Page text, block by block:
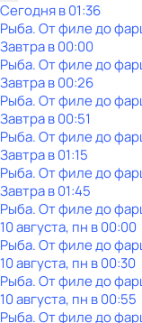
Сегодня в 01:36
Рыба. От филе до
Завтра в 00:00
Рыба. От филе до
Завтра в 00:26
Рыба. От филе до
Завтра в 00:51
Рыба. От филе до
Завтра в 01:15
Рыба. От филе до
Завтра в 01:45
Рыба. От филе до
10 августа, пн в 00:00
Рыба. От филе до
10 августа, пн в 00:30
Рыба. От филе до
10 августа, пн в 00:55
Рыба. От филе до